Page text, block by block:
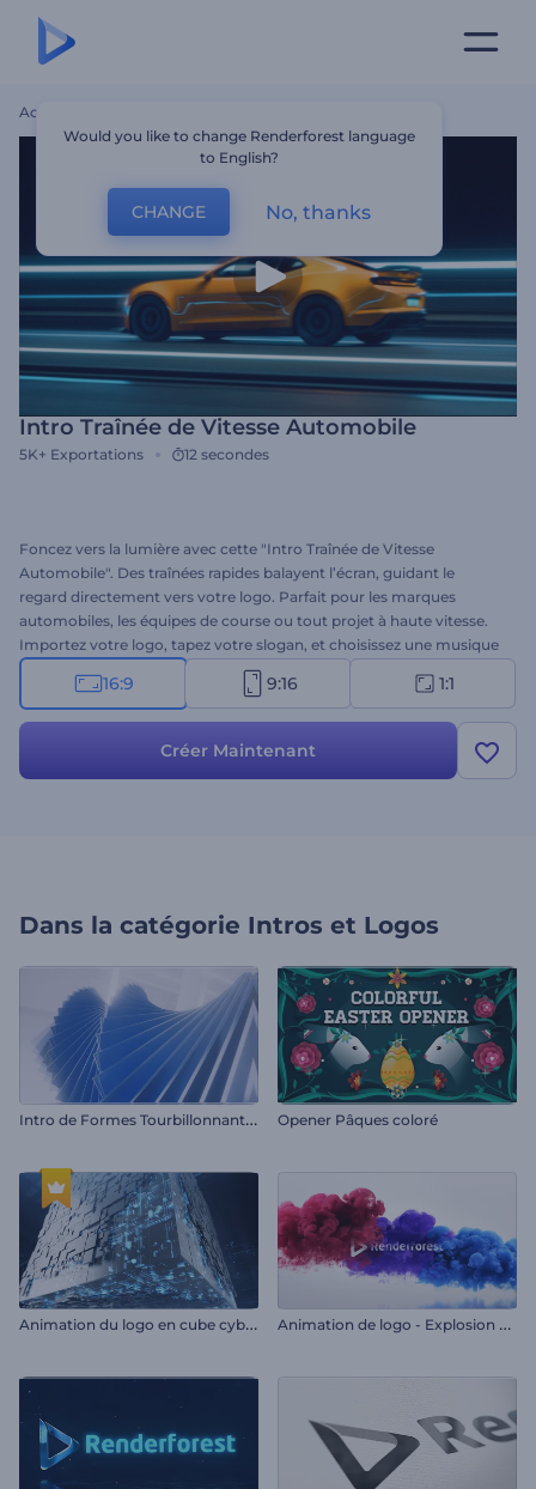
Accueil
Intro Traînée de Vitesse Automobile
5K+ Exportations 12 secondes
Foncez vers la lumière avec cette "Intro Traînée de Vitesse
Automobile". Des traînées rapides balayent l’écran, guidant le
regard directement vers votre logo. Parfait pour les marques
automobiles, les équipes de course ou tout projet à haute vitesse.
Importez votre logo, tapez votre slogan, et choisissez une musique
d’ambiance à votre image. À utiliser pour les promos, les vidéos
réseaux sociaux ou les présentations qui ont besoin d’un coup de
16:9 9:16 1:1
Créer Maintenant
Dans la catégorie Intros et Logos
I
ntro de Formes Tourbillonnantes Opener Pâques coloré
A
nimation du logo en cube cybernétique A
nimation de logo - Explosion multicolore
Would you like to change Renderforest language
to English?
CHANGE No, thanks